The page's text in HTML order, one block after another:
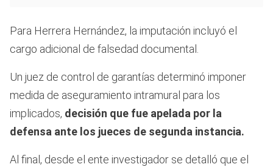
Para Herrera Hernández, la imputación incluyó el
cargo adicional de falsedad documental.
Un juez de control de garantías determinó imponer
medida de aseguramiento intramural para los
implicados, decisión que fue apelada por la
defensa ante los jueces de segunda instancia.
Al final, desde el ente investigador se detalló que el